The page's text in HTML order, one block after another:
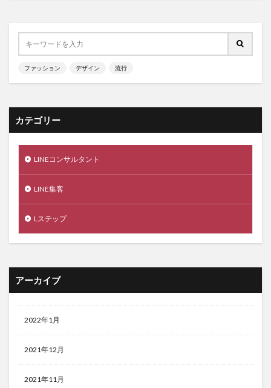
ファッション デザイン 流行
カテゴリー
LINEコンサルタント
LINE集客
Lステップ
アーカイブ
2022年1月
2021年12月
2021年11月